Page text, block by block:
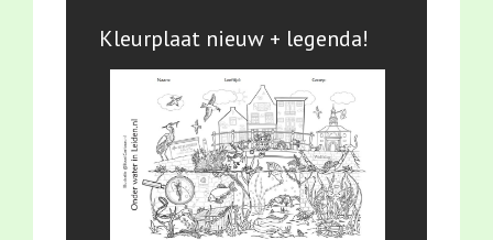
Kleurplaat nieuw + legenda!